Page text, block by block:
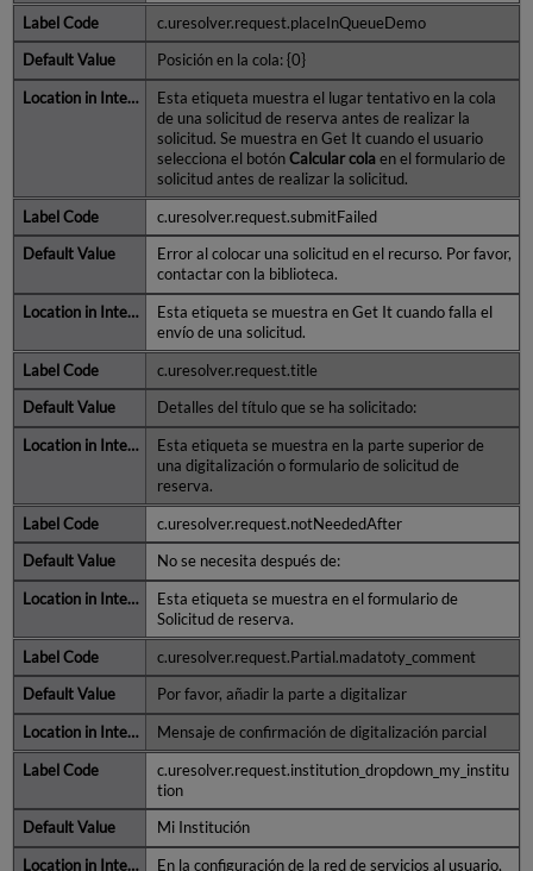
c.uresolver.request.placeInQueueDemo
Posición en la cola: {0}
Esta etiqueta muestra el lugar tentativo en la cola
de una solicitud de reserva antes de realizar la
solicitud. Se muestra en Get It cuando el usuario
selecciona el botónCalcular cola en el formulario de
solicitud antes de realizar la solicitud.
c.uresolver.request.submitFailed
Error al colocar una solicitud en el recurso. Por favor,
contactar con la biblioteca.
Esta etiqueta se muestra en Get It cuando falla el
envío de una solicitud.
c.uresolver.request.title
Detalles del título que se ha solicitado:
Esta etiqueta se muestra en la parte superior de
una digitalización o formulario de solicitud de
reserva.
c.uresolver.request.notNeededAfter
No se necesita después de:
Esta etiqueta se muestra en el formulario de
Solicitud de reserva.
c.uresolver.request.Partial.madatoty_comment
Por favor, añadir la parte a digitalizar
Mensaje de confirmación de digitalización parcial
c.uresolver.request.institution_dropdown_my_institu
tion
Mi Institución
En la configuración de la red de servicios al usuario,